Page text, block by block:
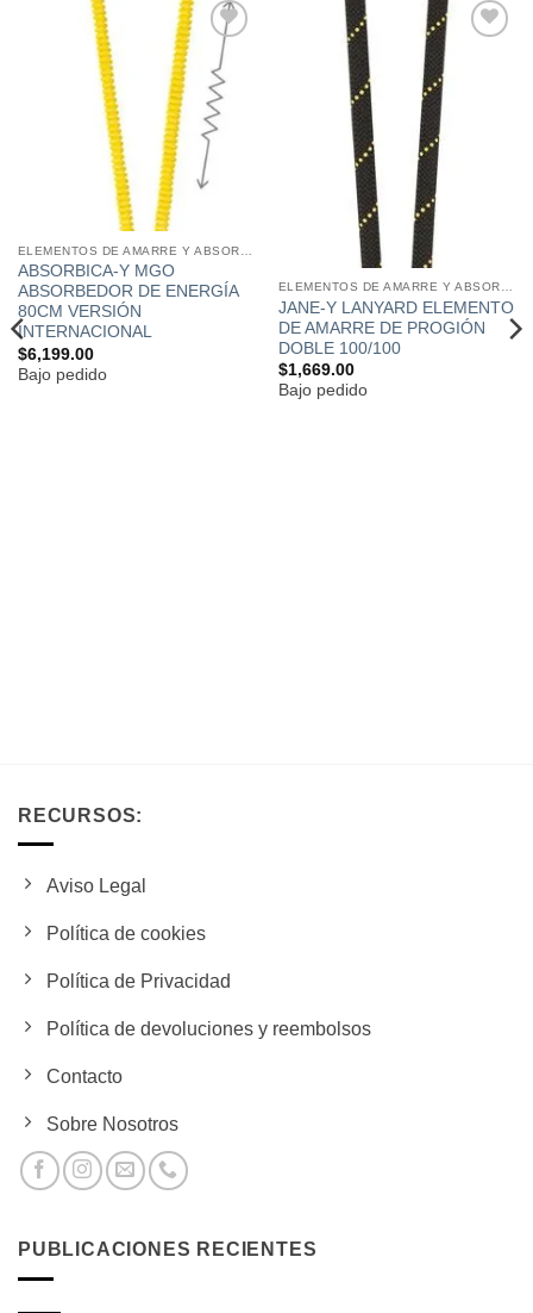
Añadir
a la
lista de
deseos
ABSORBICA-Y MGO
ABSORBEDOR DE ENERGÍA
80CM VERSIÓN
INTERNACIONAL
$6,199.00
Bajo pedido
ELEMENTOS DE AMARRE Y ABSORBEDORES DE ENERGÍA
JANE-Y LANYARD ELEMENTO
DE AMARRE DE PROGIÓN
DOBLE 100/100
$1,669.00
Bajo pedido
RECURSOS:
Aviso Legal
Política de cookies
Política de Privacidad
Política de devoluciones y reembolsos
Contacto
Sobre Nosotros
PUBLICACIONES RECIENTES